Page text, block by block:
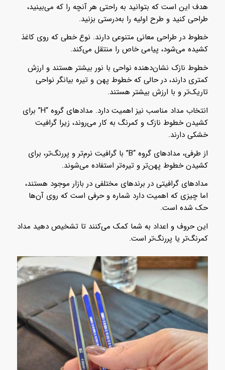
هدف این است که بتوانید به راحتی هر آنچه را که می‌بینید،
طراحی کنید و طرح اولیه را به‌درستی بزنید.
خطوط در طراحی معانی متنوعی دارند. نوع خطی که روی کاغذ
کشیده می‌شود، پیامی خاص را منتقل می‌کند.
خطوط نازک نشان‌دهنده نواحی با نور بیشتر هستند و ارزش
کمتری دارند، در حالی که خطوط پهن و تیره بیانگر نواحی
تاریک‌تر و با ارزش بیشتر هستند.
انتخاب مداد مناسب نیز اهمیت دارد. مدادهای گروه “H” برای
کشیدن خطوط نازک و کمرنگ به کار می‌روند، زیرا گرافیت
خشکی دارند.
از طرفی، مدادهای گروه “B” با گرافیت نرم‌تر و پررنگ‌تر، برای
کشیدن خطوط پهن‌تر و تیره‌تر استفاده می‌شوند.
مدادهای گرافیتی در برندهای مختلفی در بازار موجود هستند،
اما چیزی که اهمیت دارد شماره و حرفی است که روی آن‌ها
حک شده است.
این حروف و اعداد به شما کمک می‌کنند تا تشخیص دهید مداد
کمرنگ‌تر یا پررنگ‌تر است.